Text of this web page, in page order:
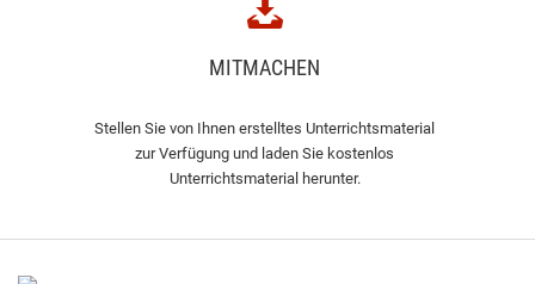
MITMACHEN
Stellen Sie von Ihnen erstelltes Unterrichtsmaterial
zur Verfügung und laden Sie kostenlos
Unterrichtsmaterial herunter.